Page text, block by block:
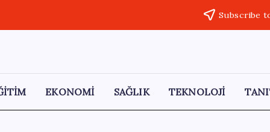
Subscribe
EKONOMİ SAĞLIK TEKNOLOJİ